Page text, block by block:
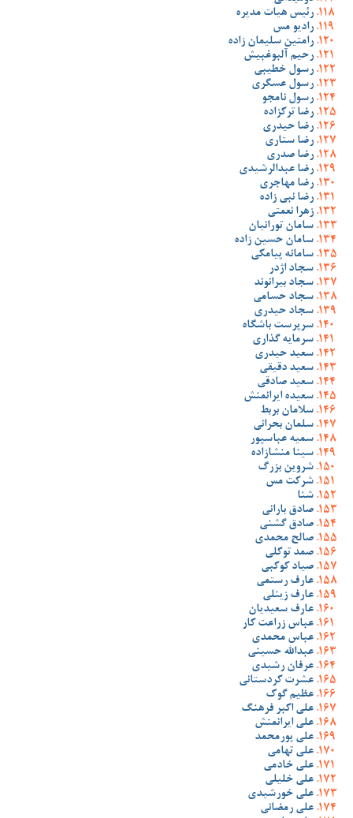
رئیس هیات مدیره
رادیو مس
رامتین سلیمان زاده
رحیم آلبوغبیش
رسول خطیبی
رسول عسگری
رسول نامجو
رضا ترکزاده
رضا حیدری
رضا ستاری
رضا صدری
رضا عبدالرشیدی
رضا مهاجری
رضا نبی زاده
زهرا نعمتی
سامان تورانیان
سامان حسین زاده
سامانه پیامکی
سجاد اژدر
سجاد بیرانوند
سجاد حسامی
سجاد حیدری
سرپرست باشگاه
سرمایه گذاری
سعید حیدری
سعید دقیقی
سعید صادقی
سعیده ایرانمنش
سلامان بربط
سلمان بحرانی
سمیه عباسپور
سینا منشازاده
شروین بزرگ
شرکت مس
شنا
صادق بارانی
صادق گشنی
صالح محمدی
صمد توکلی
صیاد کوکبی
عارف رستمی
عارف زینلی
عارف سعیدیان
عباس زراعت کار
عباس محمدی
عبدالله حسینی
عرفان رشیدی
عشرت کردستانی
عظیم گوک
علی اکبر فرهنگ
علی ایرانمنش
علی پورمحمد
علی تهامی
علی خادمی
علی خلیلی
علی خورشیدی
علی رمضانی